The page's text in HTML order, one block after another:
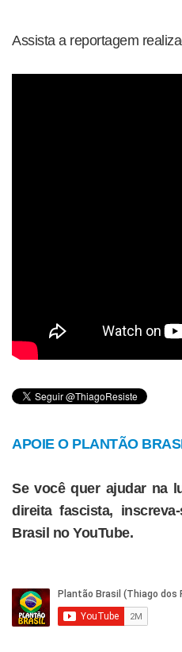
Assista a reportagem
APOIE O PLANTÃO
Se você quer ajudar na
direita fascista,
Brasil no YouTube.